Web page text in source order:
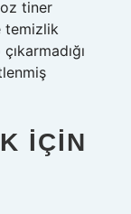
tiner
temizlik
IÇIN